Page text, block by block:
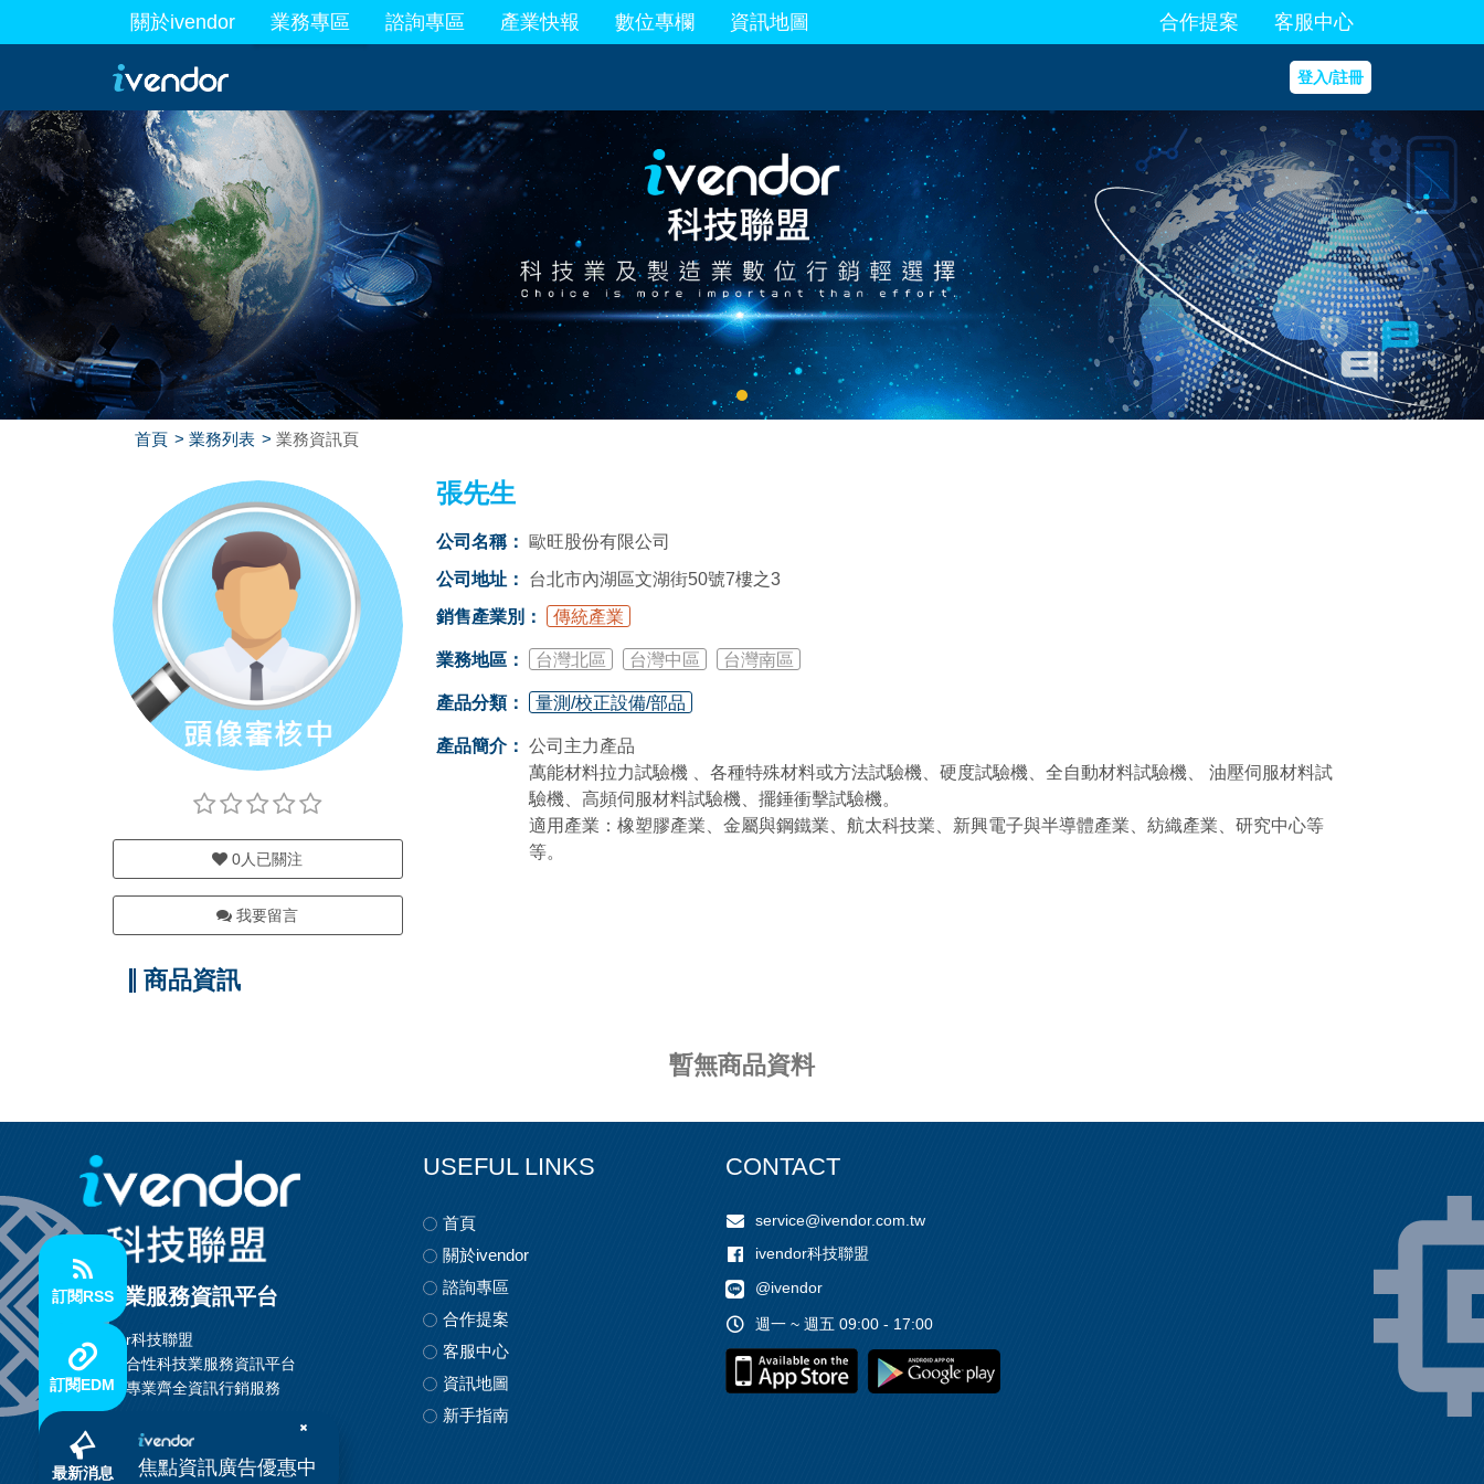
關於ivendor 業務專區
最新業務 諮詢專區 產業快報 數位專欄 資訊地圖 合作提案 客服中心
登入/註冊
首頁 業務列表 業務資訊頁
0人已關注
我要留言
張先生
公司名稱：
歐旺股份有限公司
公司地址：
台北市內湖區文湖街50號7樓之3
銷售產業別：
傳統產業
業務地區： 台灣北區 台灣中區 台灣南區
產品分類： 量測/校正設備/部品
產品簡介： 公司主力產品
萬能材料拉力試驗機 、各種特殊材料或方法試驗機、硬度試驗機、全自動材料試驗機、 油壓伺服材料試
驗機、高頻伺服材料試驗機、擺錘衝擊試驗機。
適用產業：橡塑膠產業、金屬與鋼鐵業、航太科技業、新興電子與半導體產業、紡織產業、研究中心等
等。
商品資訊
暫無商品資料
訂閱RSS
訂閱EDM
最新消息 焦點資訊廣告優惠中
科技業服務資訊平台
ivendor科技聯盟
首創整合性科技業服務資訊平台
提供最專業齊全資訊行銷服務
USEFUL LINKS
首頁
關於ivendor
諮詢專區
合作提案
客服中心
資訊地圖
新手指南
CONTACT
service@ivendor.com.tw
ivendor科技聯盟
@ivendor
週一 ~ 週五 09:00 - 17:00